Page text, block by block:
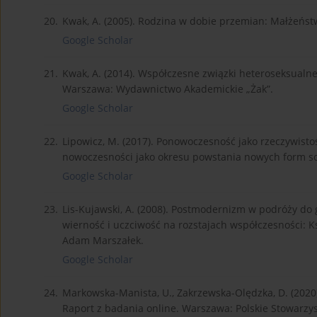
20. Kwak, A. (2005). Rodzina w dobie przemian:
Google Scholar
21. Kwak, A. (2014). Współczesne związki
Warszawa: Wydawnictwo Akademickie „Żak”.
Google Scholar
22. Lipowicz, M. (2017). Ponowoczesność jako
nowoczesności jako okresu powstania nowych form
Google Scholar
23. Lis-Kujawski, A. (2008). Postmodernizm w podróży
wierność i uczciwość na rozstajach współczesności:
Adam Marszałek.
Google Scholar
24. Markowska-Manista, U., Zakrzewska-Olędzka, D.
Raport z badania online. Warszawa: Polskie